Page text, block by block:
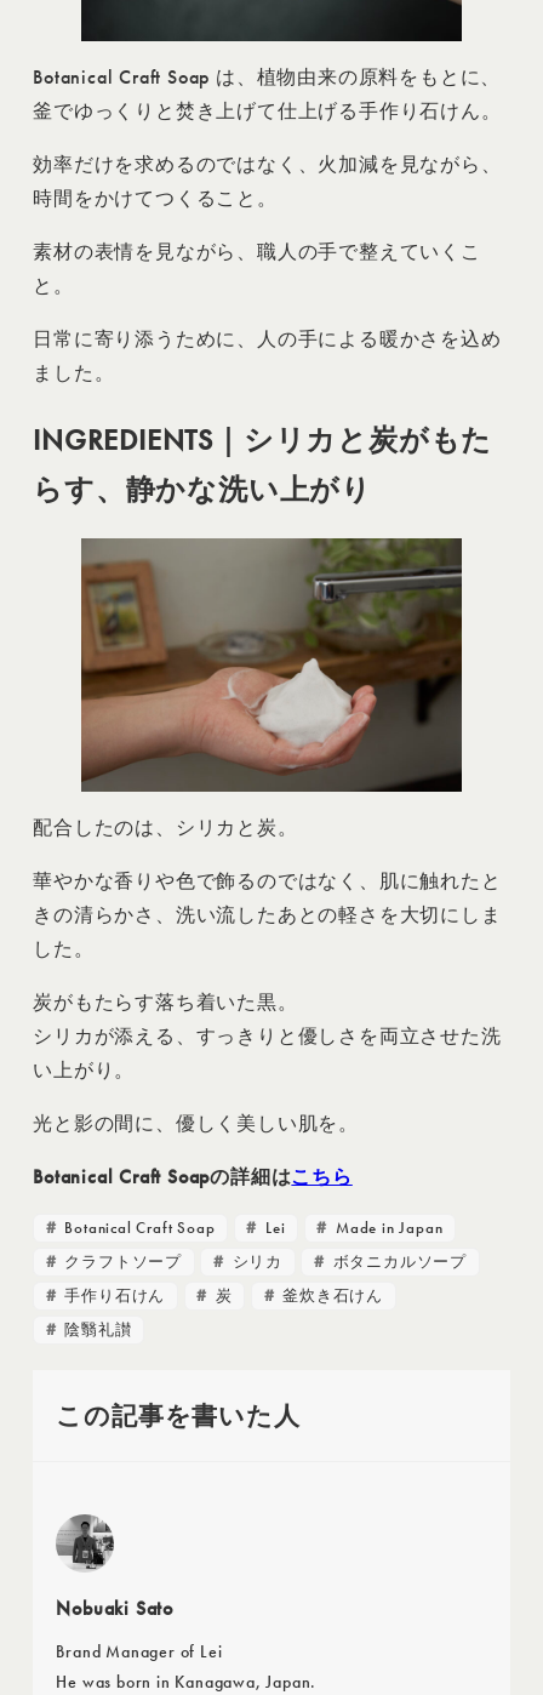
Botanical Craft Soap は、植物由来の原料をもとに、
釜でゆっくりと焚き上げて仕上げる手作り石けん。
効率だけを求めるのではなく、火加減を見ながら、
時間をかけてつくること。
素材の表情を見ながら、職人の手で整えていくこ
と。
日常に寄り添うために、人の手による暖かさを込め
ました。
INGREDIENTS｜シリカと炭がもた
らす、静かな洗い上がり
配合したのは、シリカと炭。
華やかな香りや色で飾るのではなく、肌に触れたと
きの清らかさ、洗い流したあとの軽さを大切にしま
した。
炭がもたらす落ち着いた黒。
シリカが添える、すっきりと優しさを両立させた洗
い上がり。
光と影の間に、優しく美しい肌を。
Botanical Craft Soapの詳細はこちら
Botanical Craft Soap Lei
Made in Japan
クラフトソープ
シリカ
ボタニカルソープ
手作り石けん
炭
釜炊き石けん
陰翳礼讃
この記事を書いた人
Nobuaki Sato
Brand Manager of Lei
He was born in Kanagawa, Japan.